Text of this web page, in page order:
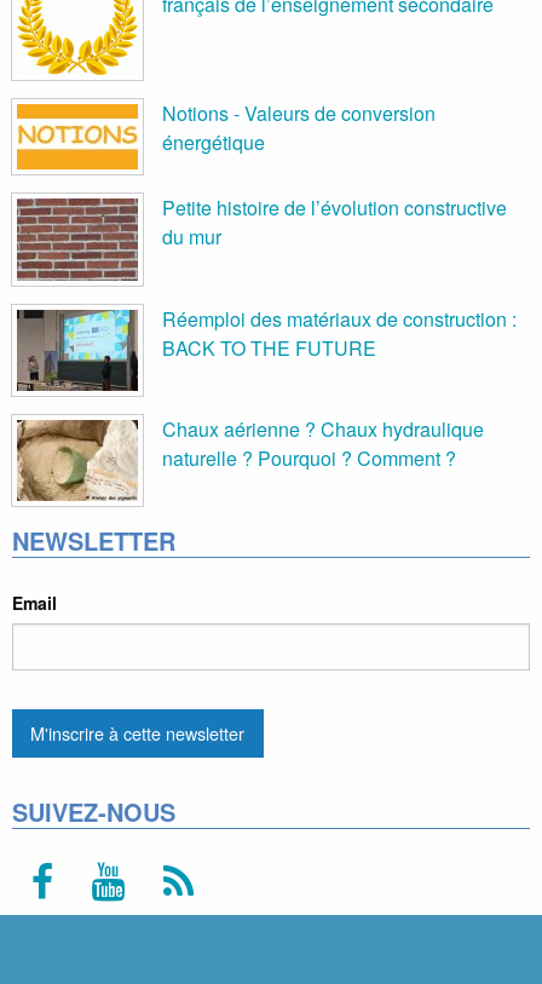
Notions - Valeurs de conversion
énergétique
Petite histoire de l’évolution constructive
du mur
Réemploi des matériaux de construction :
BACK TO THE FUTURE
Chaux aérienne ? Chaux hydraulique
naturelle ? Pourquoi ? Comment ?
NEWSLETTER
Email
SUIVEZ-NOUS